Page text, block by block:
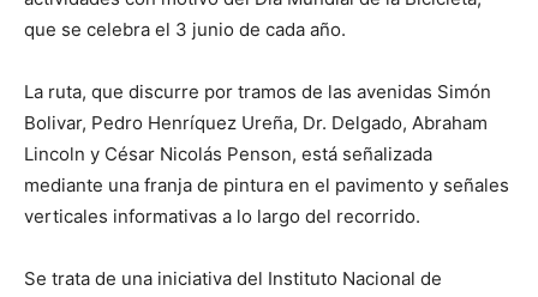
que se celebra el 3 junio de cada año.
La ruta, que discurre por tramos de las avenidas Simón
Bolivar, Pedro Henríquez Ureña, Dr. Delgado, Abraham
Lincoln y César Nicolás Penson, está señalizada
mediante una franja de pintura en el pavimento y señales
verticales informativas a lo largo del recorrido.
Se trata de una iniciativa del Instituto Nacional de